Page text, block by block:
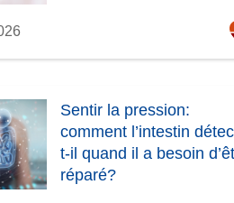
Sentir la pression:
comment l’intestin
t-il quand il a besoin
réparé?